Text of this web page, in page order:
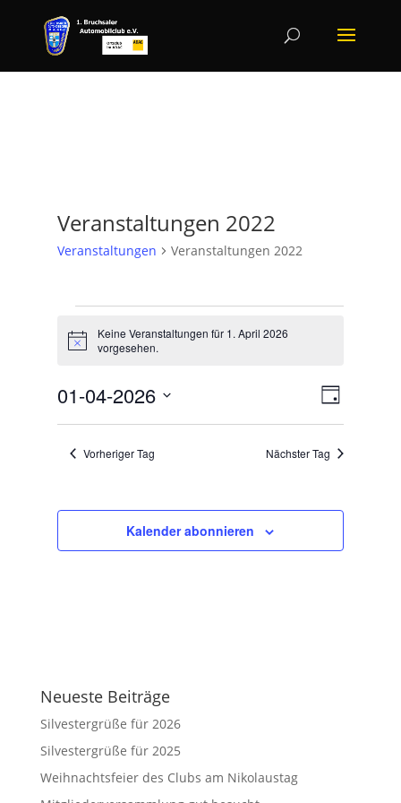
Veranstaltungen 2022
Veranstaltungen Veranstaltungen 2022
Veranstaltungen
for
April
2026
Hinweis
Keine Veranstaltungen für 1. April 2026
vorgesehen.
Tag
01-04-2026
Vorheriger Tag Nächster Tag
Kalender abonnieren
Neueste Beiträge
Silvestergrüße für 2026
Silvestergrüße für 2025
Weihnachtsfeier des Clubs am Nikolaustag